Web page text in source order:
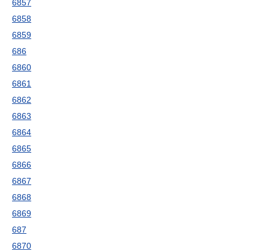
6857
6858
6859
686
6860
6861
6862
6863
6864
6865
6866
6867
6868
6869
687
6870